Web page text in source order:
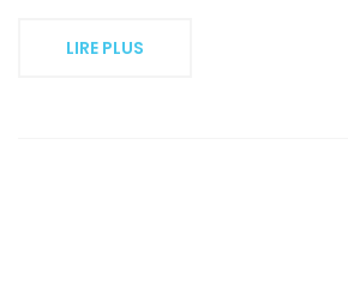
LIRE PLUS